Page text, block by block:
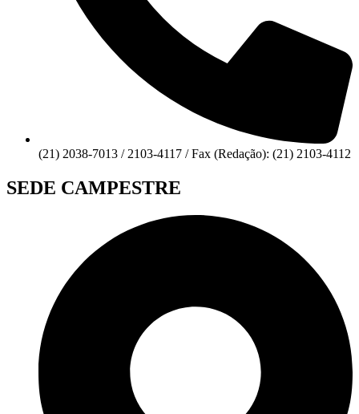
(21) 2038-7013 / 2103-4117 / Fax (Redação): (21) 2103-4112
SEDE CAMPESTRE